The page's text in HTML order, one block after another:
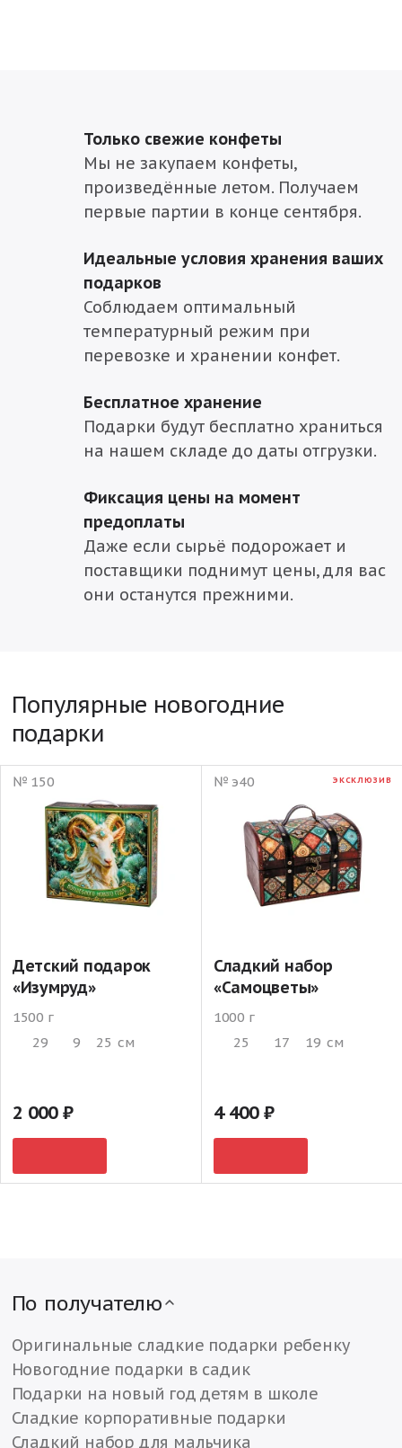
Только свежие конфеты
Мы не закупаем конфеты,
произведённые летом. Получаем
первые партии в конце сентября.
Идеальные условия хранения ваших
подарков
Соблюдаем оптимальный
температурный режим при
перевозке и хранении конфет.
Бесплатное хранение
Подарки будут бесплатно храниться
на нашем складе до даты отгрузки.
Фиксация цены на момент
предоплаты
Даже если сырьё подорожает и
поставщики поднимут цены, для вас
они останутся прежними.
Популярные новогодние
подарки
№ 150
Детский подарок
«Изумруд»
1500 г
29
9 25 см
2 000
№ э40 ЭКСКЛЮЗИВ
Сладкий набор
«Самоцветы»
1000 г
25
17 19 см
4 400
По получателю
Оригинальные сладкие подарки ребенку
Новогодние подарки в садик
Подарки на новый год детям в школе
Сладкие корпоративные подарки
Сладкий набор для мальчика